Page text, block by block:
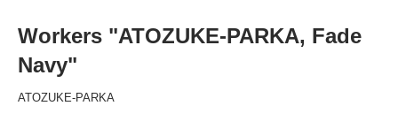
Workers "ATOZUKE-PARKA, Fade
Navy"
ATOZUKE-PARKA